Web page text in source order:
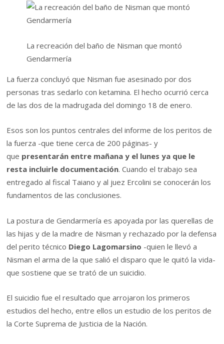
La recreación del baño de Nisman que montó
Gendarmería
La fuerza concluyó que Nisman fue asesinado por dos
personas tras sedarlo con ketamina. El hecho ocurrió cerca
de las dos de la madrugada del domingo 18 de enero.
Esos son los puntos centrales del informe de los peritos de
la fuerza -que tiene cerca de 200 páginas- y
que presentarán entre mañana y el lunes ya que le
resta incluirle documentación. Cuando el trabajo sea
entregado al fiscal Taiano y al juez Ercolini se conocerán los
fundamentos de las conclusiones.
La postura de Gendarmería es apoyada por las querellas de
las hijas y de la madre de Nisman y rechazado por la defensa
del perito técnico Diego Lagomarsino -quien le llevó a
Nisman el arma de la que salió el disparo que le quitó la vida-
que sostiene que se trató de un suicidio.
El suicidio fue el resultado que arrojaron los primeros
estudios del hecho, entre ellos un estudio de los peritos de
la Corte Suprema de Justicia de la Nación.